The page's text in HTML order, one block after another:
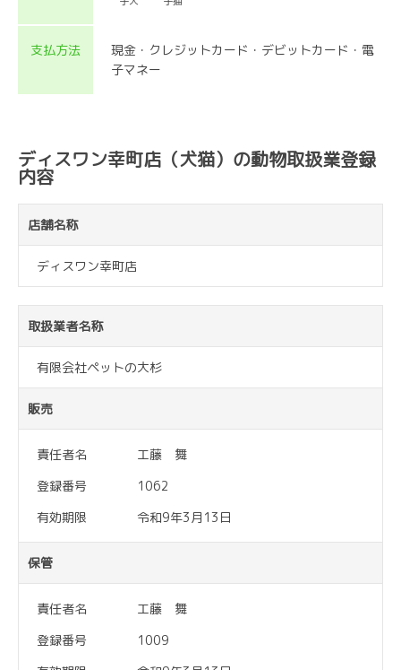
支払方法
現金・クレジットカード・デビットカード・電
子マネー
ディスワン幸町店（犬猫）の動物取扱業登録
内容
店舗名称
ディスワン幸町店
取扱業者名称
有限会社ペットの大杉
販売
責任者名
工藤 舞
登録番号
1062
有効期限
令和9年3月13日
保管
責任者名
工藤 舞
登録番号
1009